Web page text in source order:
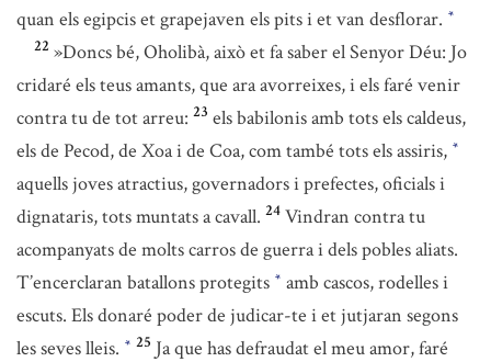
quan els egipcis et grapejaven els pits i et van desflorar. *
22 »Doncs bé, Oholibà, això et fa saber el Senyor Déu: Jo
cridaré els teus amants, que ara avorreixes, i els faré venir
contra tu de tot arreu: 23 els babilonis amb tots els caldeus,
els de Pecod, de Xoa i de Coa, com també tots els assiris, *
aquells joves atractius, governadors i prefectes, oficials i
dignataris, tots muntats a cavall. 24 Vindran contra tu
acompanyats de molts carros de guerra i dels pobles aliats.
T’encerclaran batallons protegits * amb cascos, rodelles i
escuts. Els donaré poder de judicar-te i et jutjaran segons
les seves lleis. * 25 Ja que has defraudat el meu amor, faré